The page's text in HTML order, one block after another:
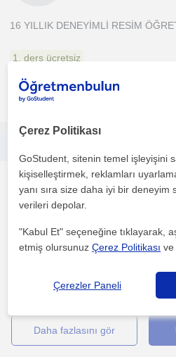
16 YILLIK DENEYİMLİ RESİM
1. ders ücretsiz
daha fazlasını gör
Resim
Samsun Sehri,
Türkiye'nin en önemli
1. ders ücretsiz
daha fazlasını gör
Çerez Politikası
GoStudent, sitenin temel işleyişini
kişiselleştirmek, reklamları
yanı sıra size daha iyi bir
verileri depolar.
"Kabul Et" seçeneğine tıklayarak,
etmiş olursunuzÇerez Politikası
Çerezler Paneli